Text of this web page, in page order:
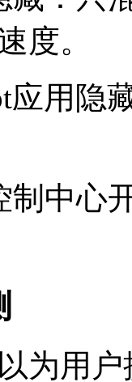
度。
应用隐
制中心
为用